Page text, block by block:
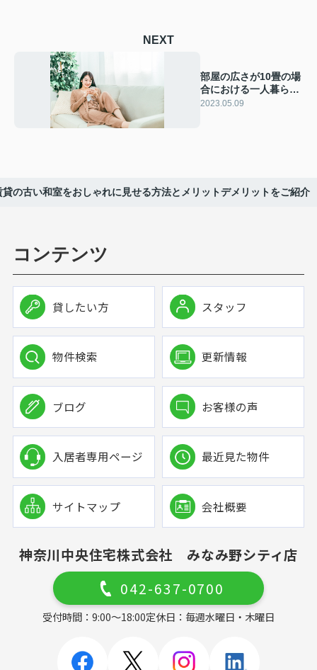
NEXT
部屋の広さが10畳の場
合における一人暮らし
をイメージ
2023.05.09
貸の古い和室をおしゃれに見せる方法とメリットデメリットをご紹介
コンテンツ
貸したい方 スタッフ
物件検索 更新情報
ブログ お客様の声
入居者専用ページ 最近見た物件
サイトマップ 会社概要
神奈川中央住宅株式会社 みなみ野シティ店
042-637-0700
受付時間：9:00～18:00定休日：毎週水曜日・木曜日